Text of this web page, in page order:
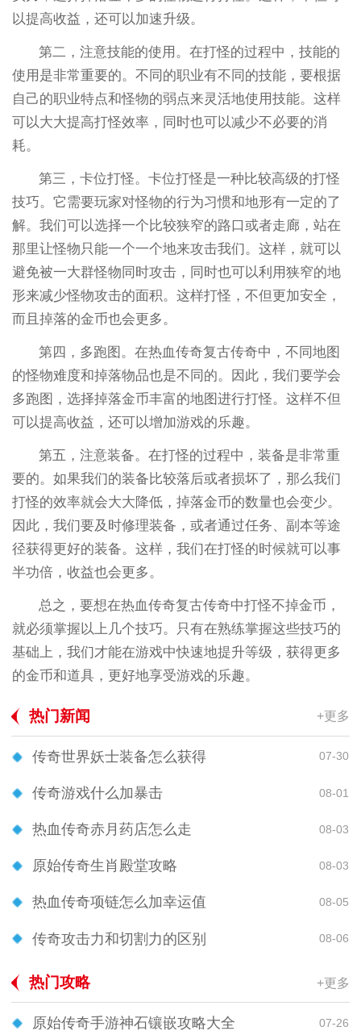
以提高收益，还可以加速升级。
第二，注意技能的使用。在打怪的过程中，技能的
使用是非常重要的。不同的职业有不同的技能，要根据
自己的职业特点和怪物的弱点来灵活地使用技能。这样
可以大大提高打怪效率，同时也可以减少不必要的消
耗。
第三，卡位打怪。卡位打怪是一种比较高级的打怪
技巧。它需要玩家对怪物的行为习惯和地形有一定的了
解。我们可以选择一个比较狭窄的路口或者走廊，站在
那里让怪物只能一个一个地来攻击我们。这样，就可以
避免被一大群怪物同时攻击，同时也可以利用狭窄的地
形来减少怪物攻击的面积。这样打怪，不但更加安全，
而且掉落的金币也会更多。
第四，多跑图。在热血传奇复古传奇中，不同地图
的怪物难度和掉落物品也是不同的。因此，我们要学会
多跑图，选择掉落金币丰富的地图进行打怪。这样不但
可以提高收益，还可以增加游戏的乐趣。
第五，注意装备。在打怪的过程中，装备是非常重
要的。如果我们的装备比较落后或者损坏了，那么我们
打怪的效率就会大大降低，掉落金币的数量也会变少。
因此，我们要及时修理装备，或者通过任务、副本等途
径获得更好的装备。这样，我们在打怪的时候就可以事
半功倍，收益也会更多。
总之，要想在热血传奇复古传奇中打怪不掉金币，
就必须掌握以上几个技巧。只有在熟练掌握这些技巧的
基础上，我们才能在游戏中快速地提升等级，获得更多
的金币和道具，更好地享受游戏的乐趣。
热门新闻 +更多
传奇世界妖士装备怎么获得 07-30
传奇游戏什么加暴击 08-01
热血传奇赤月药店怎么走 08-03
原始传奇生肖殿堂攻略 08-03
热血传奇项链怎么加幸运值 08-05
传奇攻击力和切割力的区别 08-06
热门攻略 +更多
原始传奇手游神石镶嵌攻略大全 07-26